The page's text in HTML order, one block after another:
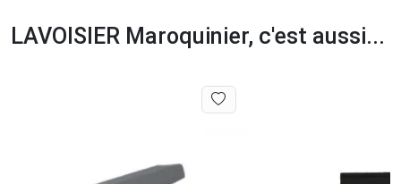
LAVOISIER Maroquinier, c'est aussi...